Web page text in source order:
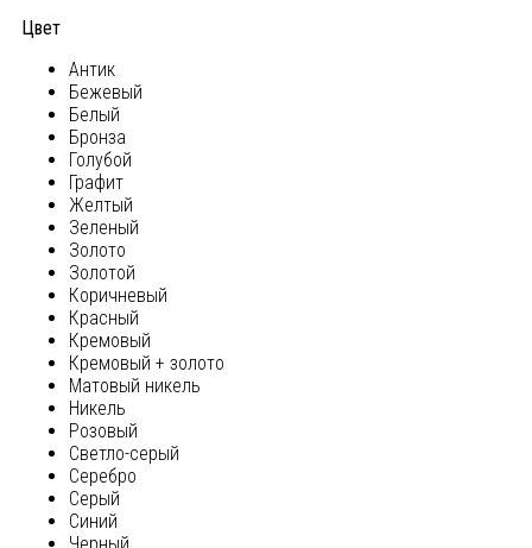
Цвет
Антик
Бежевый
Белый
Бронза
Голубой
Графит
Желтый
Зеленый
Золото
Золотой
Коричневый
Красный
Кремовый
Кремовый + золото
Матовый никель
Никель
Розовый
Светло-серый
Серебро
Серый
Синий